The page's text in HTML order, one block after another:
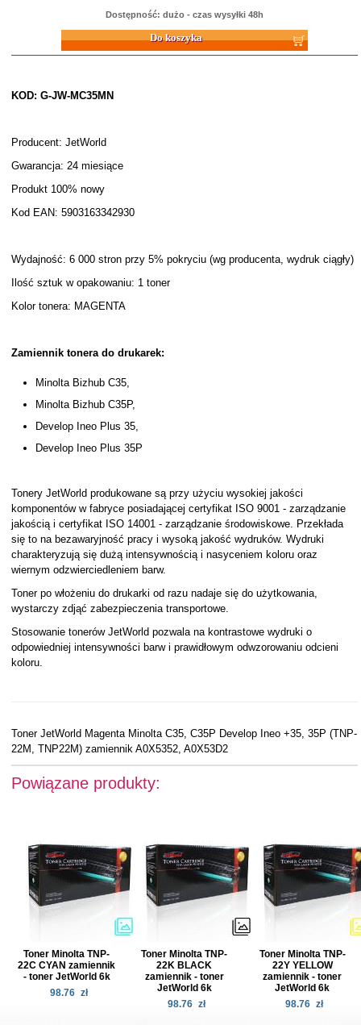
Dostępność: dużo - czas wysyłki 48h
Do koszyka
KOD: G-JW-MC35MN
Producent: JetWorld
Gwarancja: 24 miesiące
Produkt 100% nowy
Kod EAN: 5903163342930
Wydajność: 6 000 stron przy 5% pokryciu (wg producenta, wydruk ciągły)
Ilość sztuk w opakowaniu: 1 toner
Kolor tonera: MAGENTA
Zamiennik tonera do drukarek:
Minolta Bizhub C35,
Minolta Bizhub C35P,
Develop Ineo Plus 35,
Develop Ineo Plus 35P
Tonery JetWorld produkowane są przy użyciu wysokiej jakości
komponentów w fabryce posiadającej certyfikat ISO 9001 - zarządzanie
jakością i certyfikat ISO 14001 - zarządzanie środowiskowe. Przekłada
się to na bezawaryjność pracy i wysoką jakość wydruków. Wydruki
charakteryzują się dużą intensywnością i nasyceniem koloru oraz
wiernym odzwierciedleniem barw.
Toner po włożeniu do drukarki od razu nadaje się do użytkowania,
wystarczy zdjąć zabezpieczenia transportowe.
Stosowanie tonerów JetWorld pozwala na kontrastowe wydruki o
odpowiedniej intensywności barw i prawidłowym odwzorowaniu odcieni
koloru.
Toner JetWorld Magenta Minolta C35, C35P Develop Ineo +35, 35P (TNP-
22M, TNP22M) zamiennik A0X5352, A0X53D2
Powiązane produkty:
Toner Minolta TNP-
22C CYAN zamiennik
- toner JetWorld 6k
98.76 zł
Toner Minolta TNP-
22K BLACK
zamiennik - toner
JetWorld 6k
98.76 zł
Toner Minolta TNP-
22Y YELLOW
zamiennik - toner
JetWorld 6k
98.76 zł